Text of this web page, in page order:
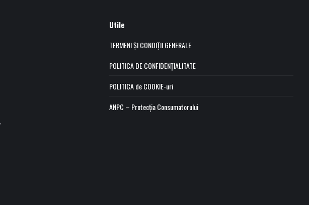
Utile
TERMENI ȘI CONDIȚII GENERALE
POLITICA DE CONFIDENȚIALITATE
POLITICA de COOKIE-uri
ANPC – Protecția Consumatorului